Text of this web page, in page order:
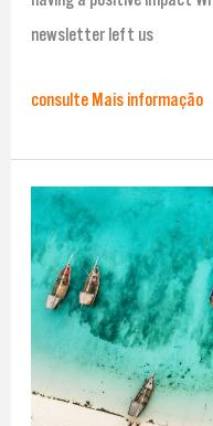
newsletter left us
consulte Mais informação
Resumo
de
notícias
de
impacto
positivo
23